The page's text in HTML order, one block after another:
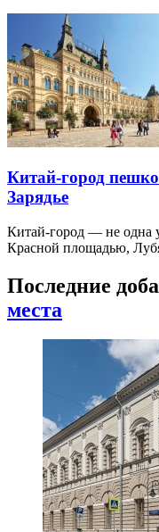
Китай-город
Зарядье
Китай-город — не одна
Красной площадью,
Последние
места